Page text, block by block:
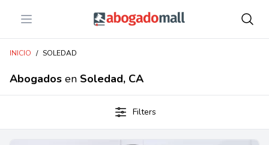
Open menu Abogadomall
INICIO / SOLEDAD
Abogados en Soledad, CA
Filters